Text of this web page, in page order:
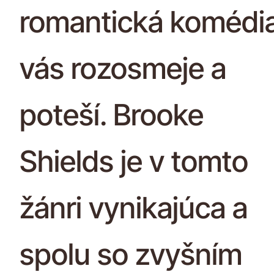
romantická
vás rozosmeje a
poteší. Brooke
Shields je v tomto
žánri vynikajúca a
spolu so zvyšním